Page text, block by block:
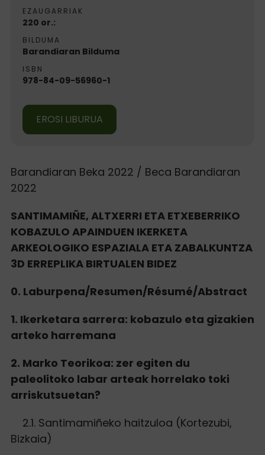
EZAUGARRIAK
220 or.:
BILDUMA
Barandiaran Bilduma
ISBN
978-84-09-56960-1
EROSI LIBURUA
Barandiaran Beka 2022 / Beca Barandiaran
2022
SANTIMAMIÑE, ALTXERRI ETA ETXEBERRIKO
KOBAZULO APAINDUEN IKERKETA
ARKEOLOGIKO ESPAZIALA ETA ZABALKUNTZA
3D ERREPLIKA BIRTUALEN BIDEZ
0. Laburpena/Resumen/Résumé/Abstract
1. Ikerketara sarrera: kobazulo eta gizakien
arteko harremana
2. Marko Teorikoa: zer egiten du
paleolitoko labar arteak horrelako toki
arriskutsuetan?
2.1. Santimamiñeko haitzuloa (Kortezubi,
Bizkaia)